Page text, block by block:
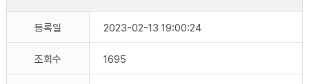
등록일 2023-02-13 19:00:24
조회수 1695